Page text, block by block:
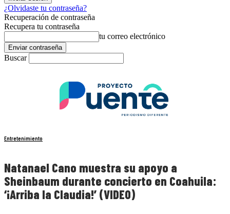
¿Olvidaste tu contraseña?
Recuperación de contraseña
Recupera tu contraseña
tu correo electrónico
Buscar
Entretenimiento
Natanael Cano muestra su apoyo a
Sheinbaum durante concierto en Coahuila:
‘¡Arriba la Claudia!’ (VIDEO)